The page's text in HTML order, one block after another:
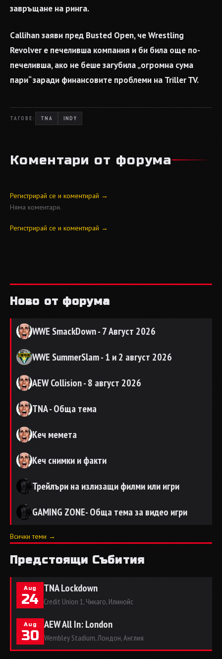
завръщане на ринга.
Callihan заяви пред Busted Open, че Wrestling
Revolver е печеливша компания и би била още по-
печеливша, ако не беше загубила „огромна сума
пари“ заради финансовите проблеми на Triller TV.
ТАГОВЕ: TNA INDY
Коментари от форума
Регистрирай се и коментирай →
Няма коментари.
Регистрирай се и коментирай →
Ново от форума
WWE SmackDown - 7 Август 2026
WWE SummerSlam - 1 и 2 август 2026
AEW Collision - 8 август 2026
TNA - Обща тема
Кеч мемета
Кеч снимки и факти
Трейлъри на излизащи филми или игри
GAMING ZONE- Обща тема за видео игри
Всички теми →
Предстоящи Събития
Aug
24
TNA Lockdown
Credit Union 1, Чикаго, Илинойс
Aug
30
AEW All In: London
Wembley Stadium, Лондон, Англия